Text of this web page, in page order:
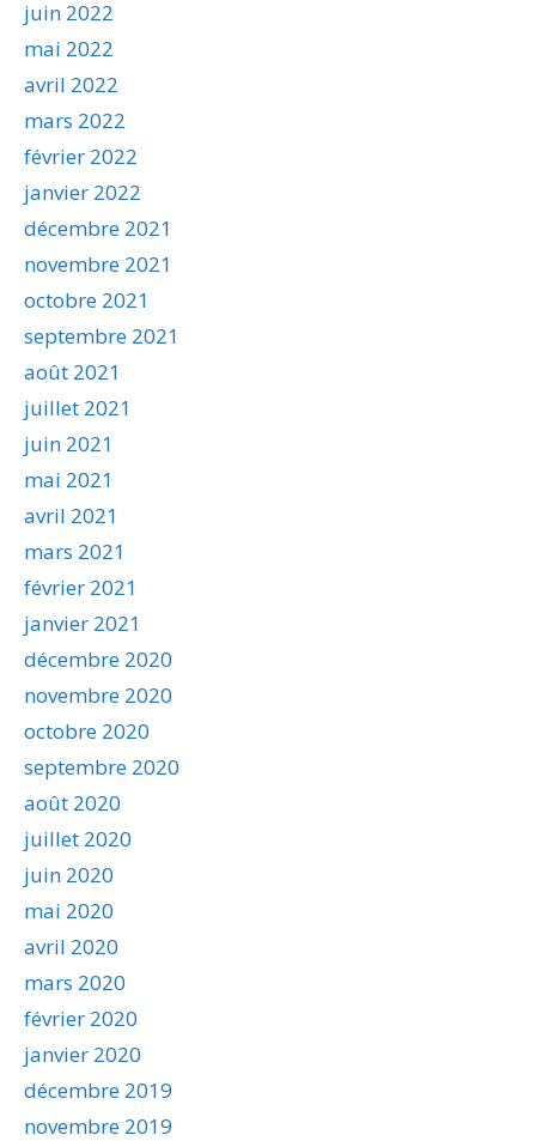
juin 2022
mai 2022
avril 2022
mars 2022
février 2022
janvier 2022
décembre 2021
novembre 2021
octobre 2021
septembre 2021
août 2021
juillet 2021
juin 2021
mai 2021
avril 2021
mars 2021
février 2021
janvier 2021
décembre 2020
novembre 2020
octobre 2020
septembre 2020
août 2020
juillet 2020
juin 2020
mai 2020
avril 2020
mars 2020
février 2020
janvier 2020
décembre 2019
novembre 2019